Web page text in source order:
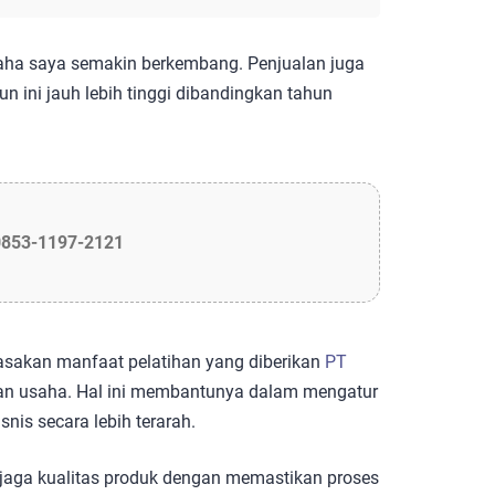
saya semakin berkembang. Penjualan juga
ini jauh lebih tinggi dibandingkan tahun
1197-2121
manfaat pelatihan yang diberikan PT
usaha. Hal ini membantunya dalam mengatur
secara lebih terarah.
kualitas produk dengan memastikan proses